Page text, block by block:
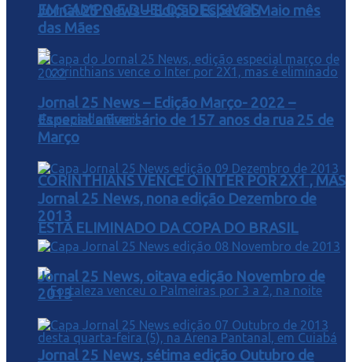
EM CAMPO E DUELOS DECISIVOS
CORINTHIANS VENCE O INTER POR 2X1 , MAS
ESTA ELIMINADO DA COPA DO BRASIL
Jornal 25 News – Edição Especial Maio mês
das Mães
Jornal 25 News – Edição Março- 2022 –
Especial aniversário de 157 anos da rua 25 de
Março
Jornal 25 News, nona edição Dezembro de
2013
Jornal 25 News, oitava edição Novembro de
2013
Jornal 25 News, sétima edição Outubro de